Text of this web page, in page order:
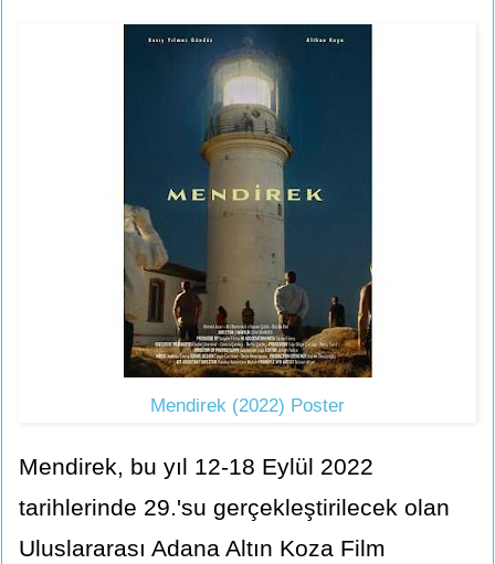
Mendirek (2022) Poster
Mendirek, bu yıl 12-18 Eylül 2022
tarihlerinde 29.'su gerçekleştirilecek olan
Uluslararası Adana Altın Koza Film